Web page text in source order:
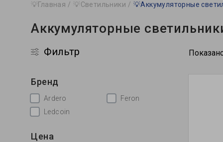
💡Главная 💡Светильники 💡Аккумуляторные
Аккумуляторные
Фильтр
Бренд
Ardero
Feron
Ledcoin
Цена